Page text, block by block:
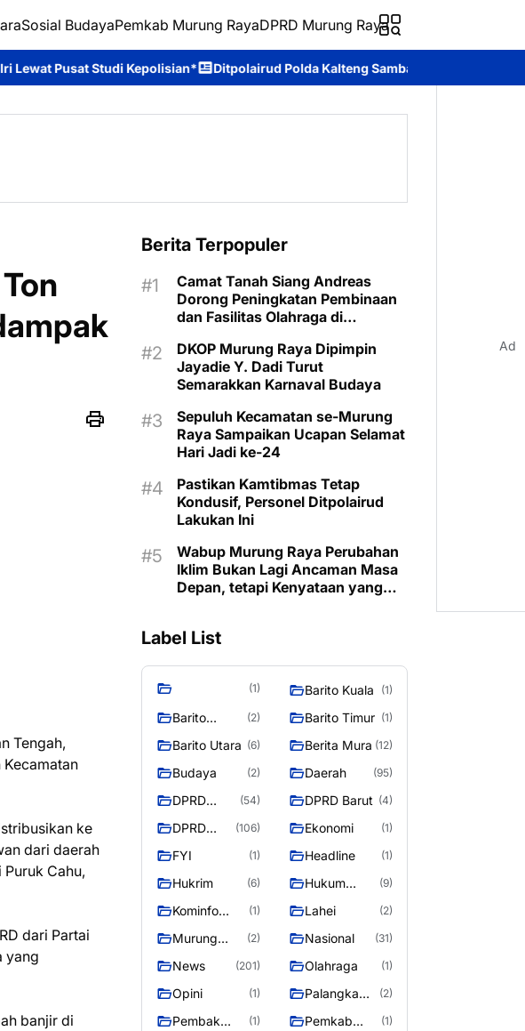
Sosial BudayaPemkab Murung RayaDPRD Murung Raya
Kepolisian* Ditpolairud Polda Kalteng Sambangi Masyarakat, Berikan Edukasi
Tengah,
ke
dari daerah
Cahu,
dari Partai
yang
banjir di
Berita Terpopuler
Camat Tanah Siang Andreas
Dorong Peningkatan Pembinaan
dan Fasilitas Olahraga di
DKOP Murung Raya Dipimpin
Jayadie Y. Dadi Turut
Semarakkan Karnaval Budaya
Sepuluh Kecamatan se-Murung
Raya Sampaikan Ucapan Selamat
Hari Jadi ke-24
Pastikan Kamtibmas Tetap
Kondusif, Personel Ditpolairud
Lakukan Ini
Wabup Murung Raya Perubahan
Iklim Bukan Lagi Ancaman Masa
Depan, tetapi Kenyataan yang
Label List
(1) Barito Kuala (1)
Barito
(2) Barito Timur (1)
Barito Utara (6) Berita Mura (12)
Budaya (2) Daerah (95)
DPRD
Utara
(54) DPRD Barut (4)
DPRD
Raya
(106) Ekonomi (1)
FYI (1) Headline (1)
Hukrim (6)
Hukum
(9)
Kominfo
(1) Lahei (2)
Murung
(2) Nasional (31)
News (201) Olahraga (1)
Opini (1)
Palangka
(2)
Pembak
(1)
Pemkab
(1)
Ad